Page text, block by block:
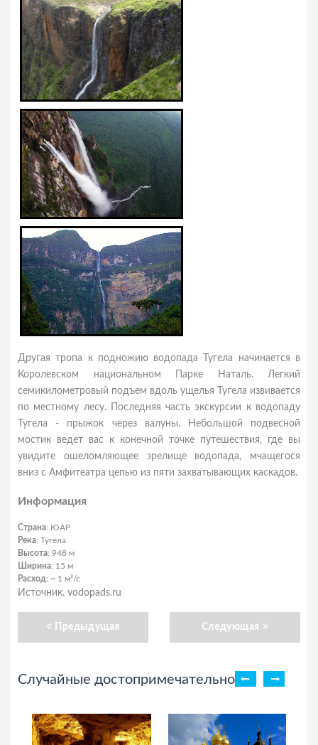
Другая тропа к подножию водопада Тугела начинается в
Королевском национальном Парке Наталь. Легкий
семикилометровый подъем вдоль ущелья Тугела извивается
по местному лесу. Последняя часть экскурсии к водопаду
Тугела - прыжок через валуны. Небольшой подвесной
мостик ведет вас к конечной точке путешествия, где вы
увидите ошеломляющее зрелище водопада, мчащегося
вниз с Амфитеатра цепью из пяти захватывающих каскадов.
Информация
Страна: ЮАР
Река: Тугела
Высота: 948 м
Ширина: 15 м
Расход: ~ 1 м³/с
Источник. vodopads.ru
Предыдущая Следующая
Случайные достопримечательности